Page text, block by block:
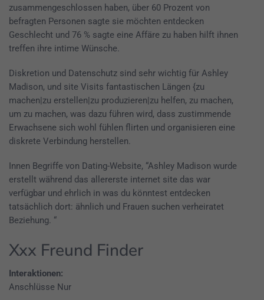
zusammengeschlossen haben, über 60 Prozent von
befragten Personen sagte sie möchten entdecken
Geschlecht und 76 % sagte eine Affäre zu haben hilft ihnen
treffen ihre intime Wünsche.
Diskretion und Datenschutz sind sehr wichtig für Ashley
Madison, und site Visits fantastischen Längen {zu
machen|zu erstellen|zu produzieren|zu helfen, zu machen,
um zu machen, was dazu führen wird, dass zustimmende
Erwachsene sich wohl fühlen flirten und organisieren eine
diskrete Verbindung herstellen.
Innen Begriffe von Dating-Website, “Ashley Madison wurde
erstellt während das allererste internet site das war
verfügbar und ehrlich in was du könntest entdecken
tatsächlich dort: ähnlich und Frauen suchen verheiratet
Beziehung. “
Xxx Freund Finder
Interaktionen:
Anschlüsse Nur